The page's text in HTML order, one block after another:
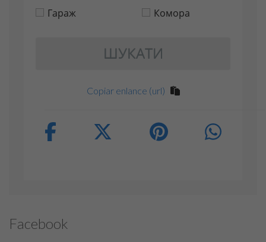
Гараж Комора
ШУКАТИ
Copiar enlance (url)
Facebook